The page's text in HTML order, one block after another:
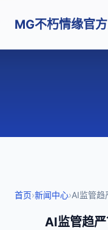
MG不朽情缘官
首页›新闻中心›AI监管趋
AI监管趋